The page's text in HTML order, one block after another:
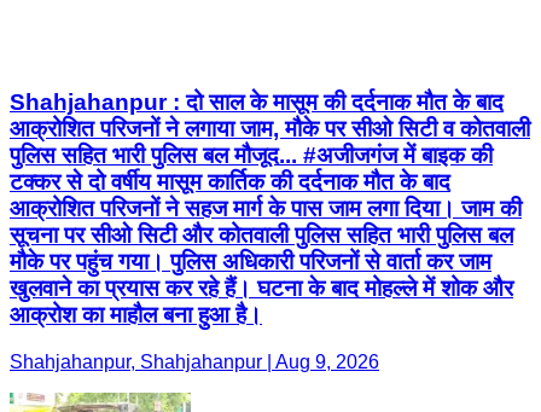
Shahjahanpur : दो साल के मासूम की दर्दनाक मौत के बाद
आक्रोशित परिजनों ने लगाया जाम, मौके पर सीओ सिटी व कोतवाली
पुलिस सहित भारी पुलिस बल मौजूद... #अजीजगंज में बाइक की
टक्कर से दो वर्षीय मासूम कार्तिक की दर्दनाक मौत के बाद
आक्रोशित परिजनों ने सहज मार्ग के पास जाम लगा दिया। जाम की
सूचना पर सीओ सिटी और कोतवाली पुलिस सहित भारी पुलिस बल
मौके पर पहुंच गया। पुलिस अधिकारी परिजनों से वार्ता कर जाम
खुलवाने का प्रयास कर रहे हैं। घटना के बाद मोहल्ले में शोक और
आक्रोश का माहौल बना हुआ है।
Shahjahanpur, Shahjahanpur | Aug 9, 2026